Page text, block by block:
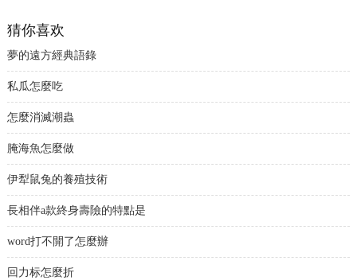
猜你喜欢
夢的遠方經典語錄
私瓜怎麼吃
怎麼消滅潮蟲
腌海魚怎麼做
伊犁鼠兔的養殖技術
長相伴a款終身壽險的特點是
word打不開了怎麼辦
回力标怎麼折